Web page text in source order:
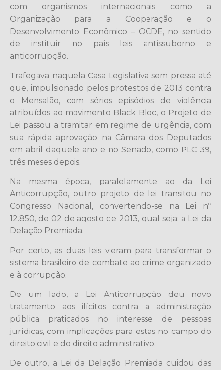
com organismos internacionais como a
Organização para a Cooperação e o
Desenvolvimento Econômico – OCDE, no sentido
de instituir no país leis antissuborno e
anticorrupção.
Trafegava naquela Casa Legislativa sem pressa até
que, impulsionado pelos protestos de 2013 contra
o Mensalão, com sérios episódios de violência
atribuídos ao movimento Black Bloc, o Projeto de
Lei passou a tramitar em regime de urgência, com
sua rápida aprovação na Câmara dos Deputados
em abril daquele ano e no Senado, como PLC 39,
três meses depois.
Na mesma época, paralelamente ao da Lei
Anticorrupção, outro projeto de lei transitou no
Congresso Nacional, convertendo-se na Lei nº
12.850, de 02 de agosto de 2013, qual seja: a Lei da
Delação Premiada.
Por certo, as duas leis vieram para transformar o
sistema brasileiro de combate ao crime organizado
e à corrupção.
De um lado, a Lei Anticorrupção deu novo
tratamento aos ilícitos contra a administração
pública praticados no interesse de pessoas
jurídicas, com implicações para estas no campo do
direito civil e do direito administrativo.
De outro, a Lei da Delação Premiada cuidou das